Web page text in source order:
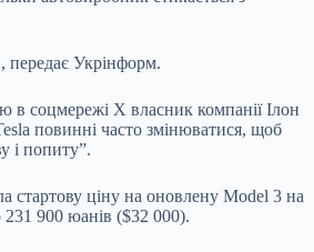
передає Укрінформ.
в соцмережі X власник компанії Ілон
повинні часто змінюватися, щоб
і попиту”.
стартову ціну на оновлену Model 3 на
900 юанів ($32 000).